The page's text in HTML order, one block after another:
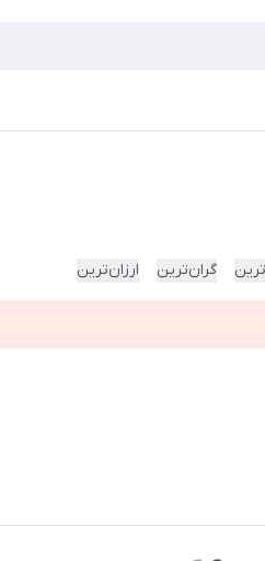
گران‌ترین ارزان‌ترین